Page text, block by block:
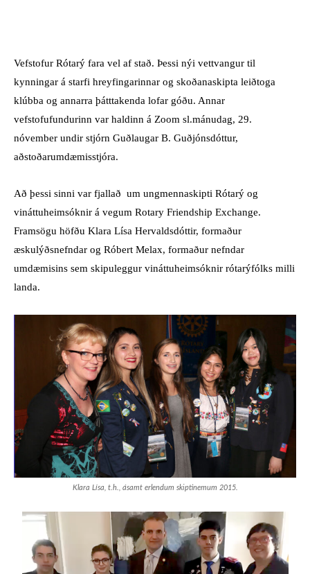
Vefstofur Rótarý fara vel af stað. Þessi nýi vettvangur til
kynningar á starfi hreyfingarinnar og skoðanaskipta leiðtoga
klúbba og annarra þátttakenda lofar góðu. Annar
vefstofufundurinn var haldinn á Zoom sl.mánudag, 29.
nóvember undir stjórn Guðlaugar B. Guðjónsdóttur,
aðstoðarumdæmisstjóra.
Að þessi sinni var fjallað um ungmennaskipti Rótarý og
vináttuheimsóknir á vegum Rotary Friendship Exchange.
Framsögu höfðu Klara Lísa Hervaldsdóttir, formaður
æskulýðsnefndar og Róbert Melax, formaður nefndar
umdæmisins sem skipuleggur vináttuheimsóknir rótarýfólks milli
landa.
Klara Lísa, t.h., ásamt erlendum skiptinemum 2015.